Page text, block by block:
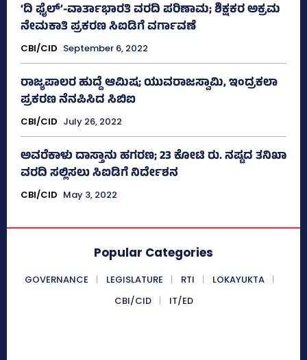
‘ದಿ ಫೈಲ್‌’-ವಾರ್ತಾಭಾರತಿ ವರದಿ ಪರಿಣಾಮ; ಶಿಕ್ಷಕರ ಅಕ್ರಮ
ನೇಮಕಾತಿ ಪ್ರಕರಣ ಸಿಐಡಿಗೆ ವರ್ಗಾವಣೆ
CBI/CID September 6, 2022
ರಾಜ್ಯಪಾಲರ ಹುದ್ದೆ ಆಮಿಷ; ಯುವರಾಜಸ್ವಾಮಿ, ಇಂದ್ರಕಲಾ
ಪ್ರಕರಣ ನೆನಪಿಸಿದ ಸಿಬಿಐ
CBI/CID July 26, 2022
ಅವರೆಕಾಳು ದಾಸ್ತಾನು ಹಗರಣ; 23 ಕೋಟಿ ರು. ನಷ್ಟದ ತನಿಖಾ
ವರದಿ ಸಲ್ಲಿಸಲು ಸಿಐಡಿಗೆ ನಿರ್ದೇಶನ
CBI/CID May 3, 2022
Popular Categories
GOVERNANCE LEGISLATURE RTI
LOKAYUKTA
CBI/CID
IT/ED